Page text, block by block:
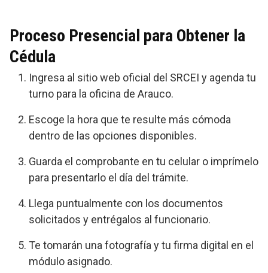
Proceso Presencial para Obtener la
Cédula
Ingresa al sitio web oficial del SRCEI y agenda tu
turno para la oficina de Arauco.
Escoge la hora que te resulte más cómoda
dentro de las opciones disponibles.
Guarda el comprobante en tu celular o imprímelo
para presentarlo el día del trámite.
Llega puntualmente con los documentos
solicitados y entrégalos al funcionario.
Te tomarán una fotografía y tu firma digital en el
módulo asignado.